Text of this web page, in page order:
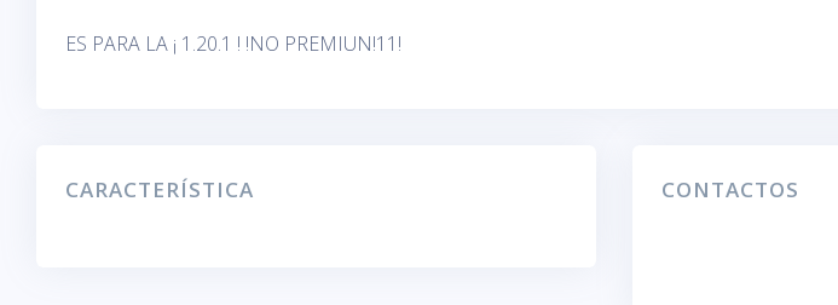
ES PARA LA ¡ 1.20.1 ! !NO PREMIUN!11!
CARACTERÍSTICA CONTACTOS